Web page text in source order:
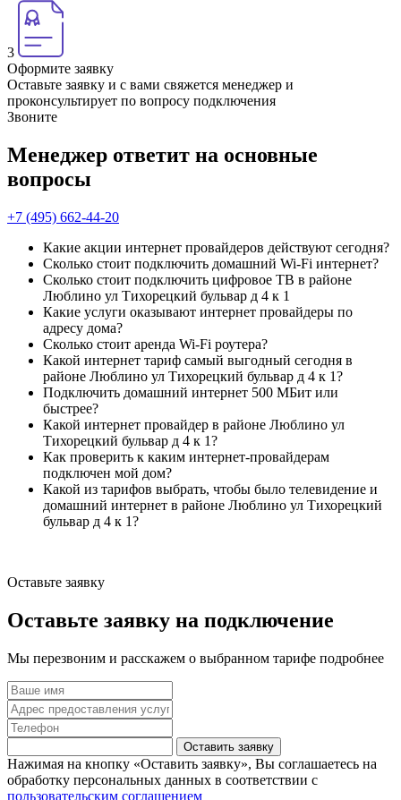
3
Оформите заявку
Оставьте заявку и с вами свяжется менеджер и
проконсультирует по вопросу подключения
Звоните
Менеджер ответит на основные
вопросы
+7 (495) 662-44-20
Какие акции интернет провайдеров действуют сегодня?
Сколько стоит подключить домашний Wi-Fi интернет?
Сколько стоит подключить цифровое ТВ в районе
Люблино ул Тихорецкий бульвар д 4 к 1
Какие услуги оказывают интернет провайдеры по
адресу дома?
Сколько стоит аренда Wi-Fi роутера?
Какой интернет тариф самый выгодный сегодня в
районе Люблино ул Тихорецкий бульвар д 4 к 1?
Подключить домашний интернет 500 МБит или
быстрее?
Какой интернет провайдер в районе Люблино ул
Тихорецкий бульвар д 4 к 1?
Как проверить к каким интернет-провайдерам
подключен мой дом?
Какой из тарифов выбрать, чтобы было телевидение и
домашний интернет в районе Люблино ул Тихорецкий
бульвар д 4 к 1?
Оставьте заявку
Оставьте заявку на подключение
Мы перезвоним и расскажем о выбранном тарифе подробнее
Оставить заявку
Нажимая на кнопку «Оставить заявку», Вы соглашаетесь на
обработку персональных данных в соответствии с
пользовательским соглашением